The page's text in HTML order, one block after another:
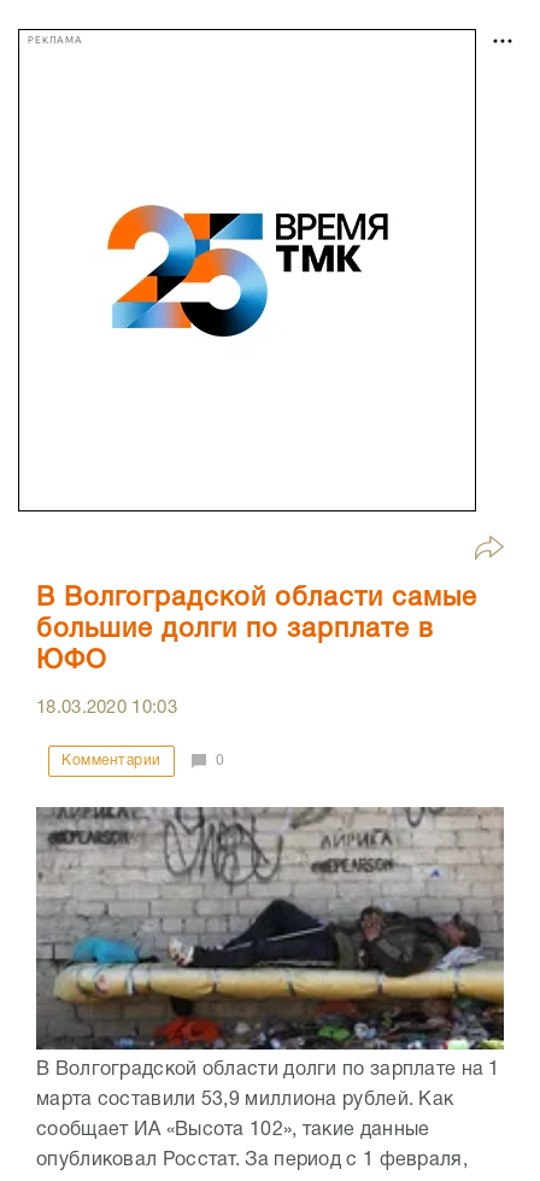
РЕКЛАМА
В Волгоградской области самые
большие долги по зарплате в
ЮФО
18.03.2020 10:03
Комментарии 0
В Волгоградской области долги по зарплате на 1
марта составили 53,9 миллиона рублей. Как
сообщает ИА «Высота 102», такие данные
опубликовал Росстат. За период с 1 февраля,